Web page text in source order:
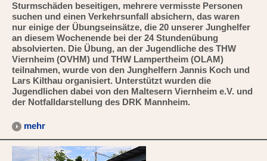
Sturmschäden beseitigen, mehrere vermisste Personen
suchen und einen Verkehrsunfall absichern, das waren
nur einige der Übungseinsätze, die 20 unserer Junghelfer
an diesem Wochenende bei der 24 Stundenübung
absolvierten. Die Übung, an der Jugendliche des THW
Viernheim (OVHM) und THW Lampertheim (OLAM)
teilnahmen, wurde von den Junghelfern Jannis Koch und
Lars Kilthau organisiert. Unterstützt wurden die
Jugendlichen dabei von den Maltesern Viernheim e.V. und
der Notfalldarstellung des DRK Mannheim.
mehr